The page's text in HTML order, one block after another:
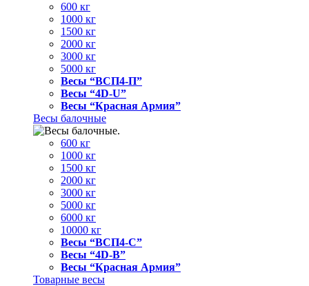
600 кг
1000 кг
1500 кг
2000 кг
3000 кг
5000 кг
Весы “ВСП4-П”
Весы “4D-U”
Весы “Красная Армия”
Весы балочные
600 кг
1000 кг
1500 кг
2000 кг
3000 кг
5000 кг
6000 кг
10000 кг
Весы “ВСП4-С”
Весы “4D-В”
Весы “Красная Армия”
Товарные весы